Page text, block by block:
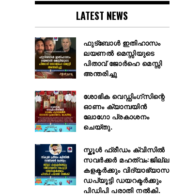
LATEST NEWS
ഫുട്ബോൾ ഇതിഹാസം
ലയണൽ മെസ്സിയുടെ
പിതാവ് ജോർഹെ മെസ്സി
അന്തരിച്ചു
ശോഭിക വെഡ്ഡിംഗ്സിന്റെ
ഓണം ക്യാമ്പയിൻ
ലോഗോ പ്രകാശനം
ചെയ്തു.
സ്കൂള്‍ ഫ്രീഡം ക്വിസില്‍
സവര്‍ക്കര്‍ മഹത്വം:ജില്ല
കളക്ടര്‍ക്കും വിദ്യാഭ്യാസ
ഡപ്യൂട്ടി ഡയറക്ടര്‍ക്കും
പിഡിപി പരാതി നല്‍കി.